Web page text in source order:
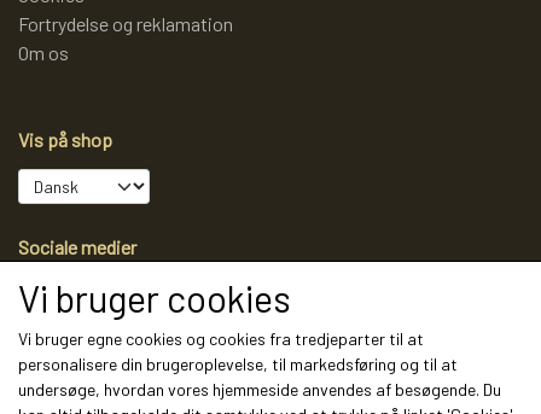
Fortrydelse og reklamation
Om os
Vis på shop
Sociale medier
Modtag vores nyhedsbrev via e-mail
Vi bruger cookies
Vi bruger egne cookies og cookies fra tredjeparter til at
personalisere din brugeroplevelse, til markedsføring og til at
undersøge, hvordan vores hjemmeside anvendes af besøgende. Du